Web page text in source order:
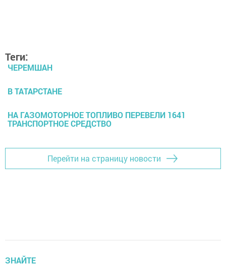
Теги:
ЧЕРЕМШАН
В ТАТАРСТАНЕ
НА ГАЗОМОТОРНОЕ ТОПЛИВО ПЕРЕВЕЛИ 1641
ТРАНСПОРТНОЕ СРЕДСТВО
Перейти на страницу новости
ЗНАЙТЕ